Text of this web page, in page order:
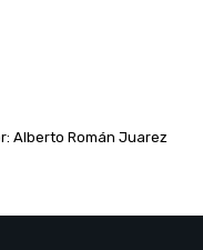
Alberto Román Juarez